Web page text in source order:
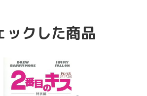
ックした商品